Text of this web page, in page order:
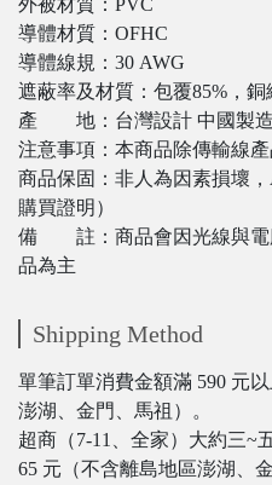
導體材質：OFHC
導體線規：30 AWG
遮蔽率及材質：包覆85%，銅
產 地：台灣設計 中國製造
注意事項：本商品除傳輸線
商品保固：非人為因素損壞
購買證明）
備 註：商品會因光線與電
品為主
Shipping Method
單筆訂單消費金額滿 590 元
澎湖、金門、馬祖）。
超商（7-11、全家）大約三~
65 元（不含離島地區澎湖、